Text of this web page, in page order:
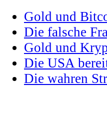
Gold und
Die falsche
Gold und
Die USA
Die wahren